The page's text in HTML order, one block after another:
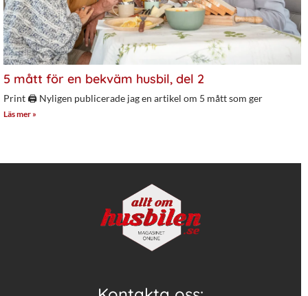
5 mått för en bekväm husbil, del 2
Print 🖨 Nyligen publicerade jag en artikel om 5 mått som ger
Läs mer »